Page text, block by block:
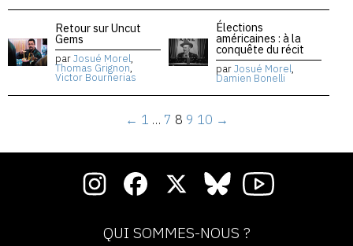
Retour sur Uncut
Gems
parJosué Morel,
Thomas Grignon,
Victor Bournerias
Élections
américaines : à la
conquête du récit
parJosué Morel,
Damien Bonelli
← 1 … 7 8 9 10 →
QUI SOMMES-NOUS ?